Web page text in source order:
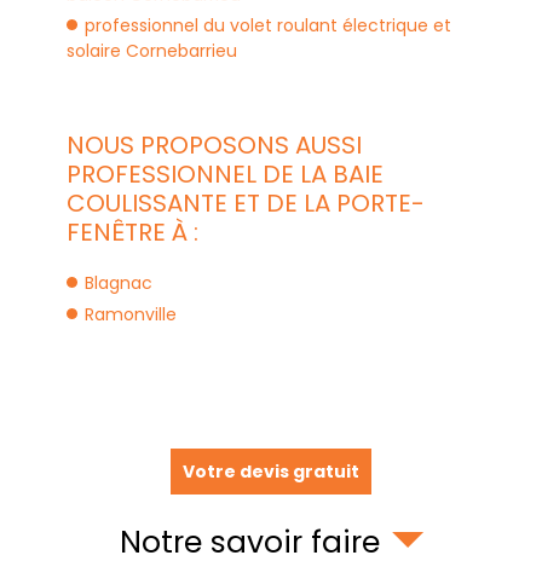
professionnel du volet roulant électrique et
solaire Cornebarrieu
NOUS PROPOSONS AUSSI
PROFESSIONNEL DE LA BAIE
COULISSANTE ET DE LA PORTE-
FENÊTRE À :
Blagnac
Ramonville
Votre devis gratuit
Notre savoir faire